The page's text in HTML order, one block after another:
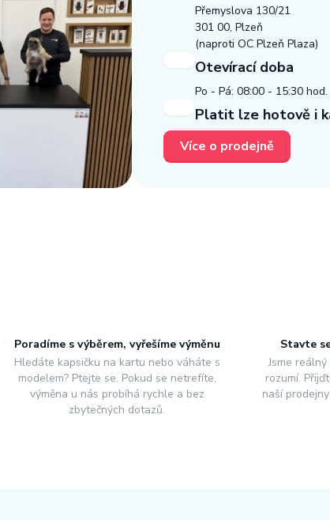
Přemyslova 130/21
301 00, Plzeň
(naproti OC Plzeň Plaza)
Otevírací doba
Po - Pá: 08:00 - 15:30 hod.
Platit lze hotově i
Více o prodejně
Poradíme s výběrem, vyřešíme výměnu
Hledáte kapsičku na kartu nebo váháte s
modelem? Ptejte se. Pokud se netrefíte,
výměna u nás probíhá rychle a bez
zbytečných dotazů.
Stavte
Jsme
rozumí.
naší